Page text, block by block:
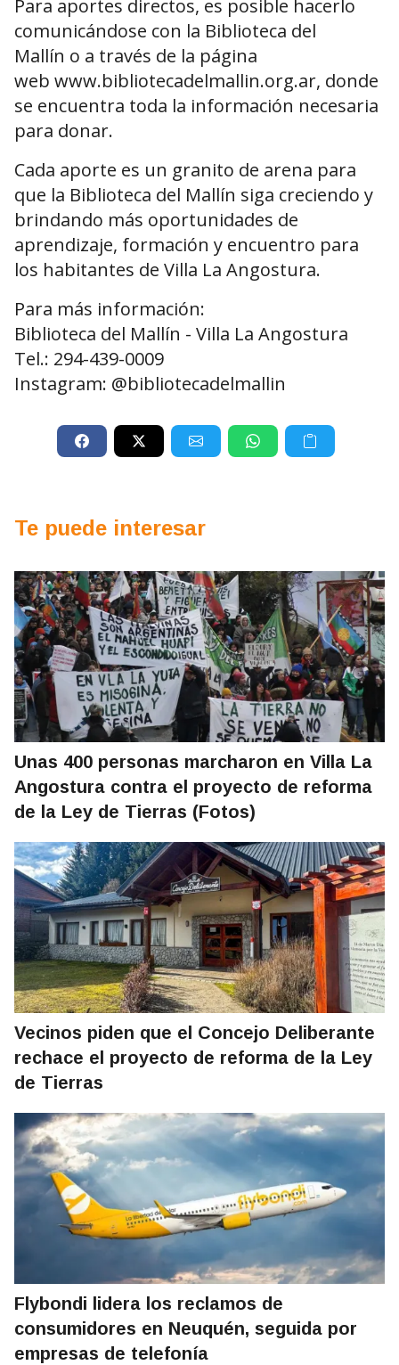
Para aportes directos, es posible hacerlo
comunicándose con la Biblioteca del
Mallín o a través de la página
web www.bibliotecadelmallin.org.ar, donde
se encuentra toda la información necesaria
para donar.
Cada aporte es un granito de arena para
que la Biblioteca del Mallín siga creciendo y
brindando más oportunidades de
aprendizaje, formación y encuentro para
los habitantes de Villa La Angostura.
Para más información:
Biblioteca del Mallín - Villa La Angostura
Tel.: 294-439-0009
Instagram: @bibliotecadelmallin
Te puede interesar
Unas 400 personas marcharon en Villa La
Angostura contra el proyecto de reforma
de la Ley de Tierras (Fotos)
Vecinos piden que el Concejo Deliberante
rechace el proyecto de reforma de la Ley
de Tierras
Flybondi lidera los reclamos de
consumidores en Neuquén, seguida por
empresas de telefonía